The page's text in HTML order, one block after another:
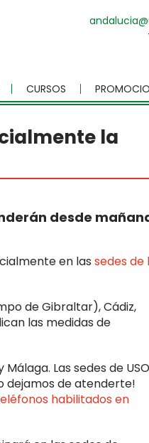
CURSOS
la
desde
en las sedes de
de Gibraltar), Cádiz,
las medidas de
Las sedes de
dejamos de atenderte!
habilitados en